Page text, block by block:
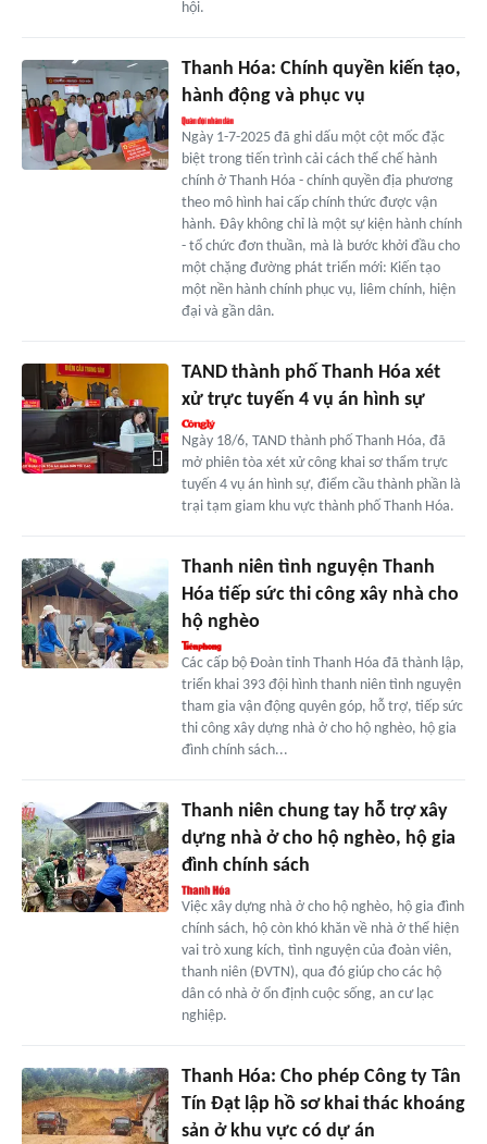
hội.
Thanh Hóa: Chính quyền kiến tạo,
hành động và phục vụ
Ngày 1-7-2025 đã ghi dấu một cột mốc đặc
biệt trong tiến trình cải cách thể chế hành
chính ở Thanh Hóa - chính quyền địa phương
theo mô hình hai cấp chính thức được vận
hành. Đây không chỉ là một sự kiện hành chính
- tổ chức đơn thuần, mà là bước khởi đầu cho
một chặng đường phát triển mới: Kiến tạo
một nền hành chính phục vụ, liêm chính, hiện
đại và gần dân.
TAND thành phố Thanh Hóa xét
xử trực tuyến 4 vụ án hình sự
Ngày 18/6, TAND thành phố Thanh Hóa, đã
mở phiên tòa xét xử công khai sơ thẩm trực
tuyến 4 vụ án hình sự, điểm cầu thành phần là
trại tạm giam khu vực thành phố Thanh Hóa.
Thanh niên tình nguyện Thanh
Hóa tiếp sức thi công xây nhà cho
hộ nghèo
Các cấp bộ Đoàn tỉnh Thanh Hóa đã thành lập,
triển khai 393 đội hình thanh niên tình nguyện
tham gia vận động quyên góp, hỗ trợ, tiếp sức
thi công xây dựng nhà ở cho hộ nghèo, hộ gia
đình chính sách...
Thanh niên chung tay hỗ trợ xây
dựng nhà ở cho hộ nghèo, hộ gia
đình chính sách
Việc xây dựng nhà ở cho hộ nghèo, hộ gia đình
chính sách, hộ còn khó khăn về nhà ở thể hiện
vai trò xung kích, tình nguyện của đoàn viên,
thanh niên (ĐVTN), qua đó giúp cho các hộ
dân có nhà ở ổn định cuộc sống, an cư lạc
nghiệp.
Thanh Hóa: Cho phép Công ty Tân
Tín Đạt lập hồ sơ khai thác khoáng
sản ở khu vực có dự án